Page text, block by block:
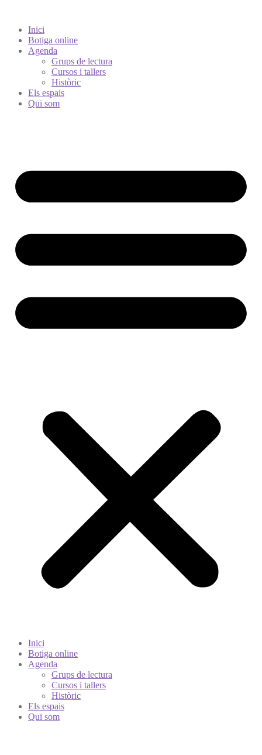
Inici
Botiga online
Agenda
Grups de lectura
Cursos i tallers
Històric
Els espais
Qui som
Inici
Botiga online
Agenda
Grups de lectura
Cursos i tallers
Històric
Els espais
Qui som